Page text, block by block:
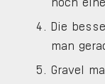
Die
man
Gravel